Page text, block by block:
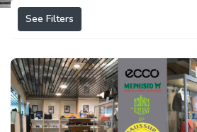
See Filters